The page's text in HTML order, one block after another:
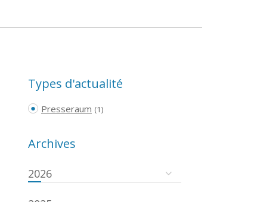
Types d'actualité
Presseraum (1)
Archives
2026